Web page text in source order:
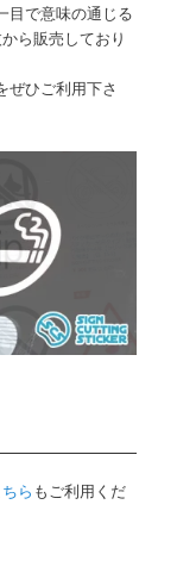
目で意味の通じる
ら販売しており
ぜひご利用下さ
ちら もご利用くだ